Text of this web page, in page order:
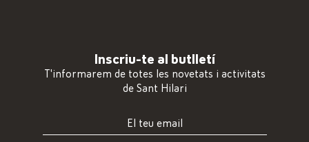
Inscriu-te al butlletí
T'informarem de totes les novetats i activitats
de Sant Hilari